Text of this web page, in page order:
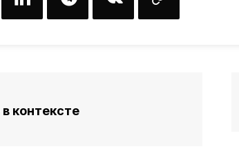
контексте